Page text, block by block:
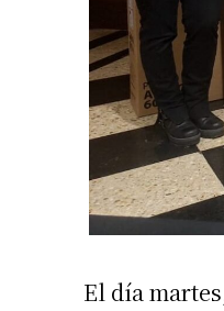
El día